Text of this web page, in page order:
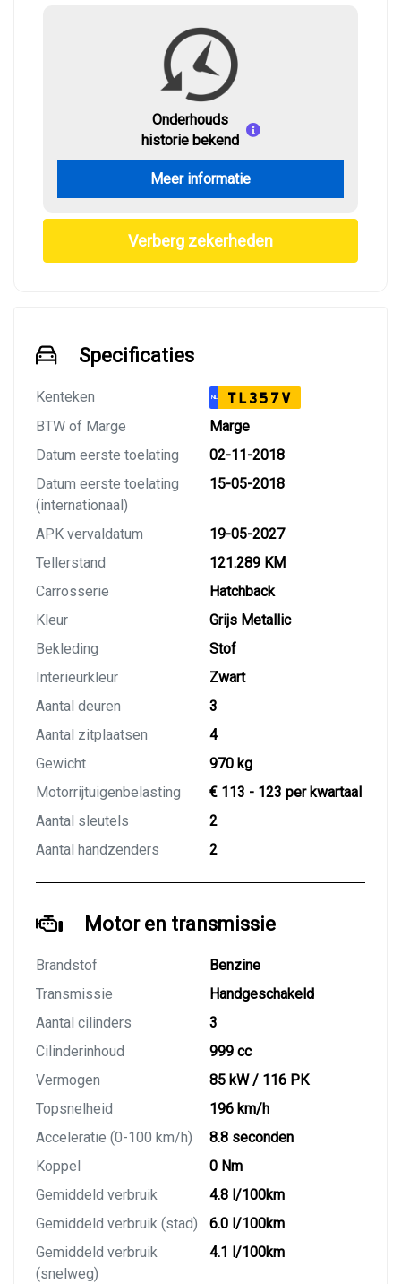
Onderhouds
historie bekend
Meer informatie
Verberg zekerheden
Specificaties
Kenteken NL TL357V
BTW of Marge
Marge
Datum eerste toelating
02-11-2018
Datum eerste toelating
(internationaal)
15-05-2018
APK vervaldatum
19-05-2027
Tellerstand
121.289 KM
Carrosserie
Hatchback
Kleur
Grijs Metallic
Bekleding
Stof
Interieurkleur
Zwart
Aantal deuren
3
Aantal zitplaatsen
4
Gewicht
970 kg
Motorrijtuigenbelasting
€ 113 - 123 per kwartaal
Aantal sleutels
2
Aantal handzenders
2
Motor en transmissie
Brandstof
Benzine
Transmissie
Handgeschakeld
Aantal cilinders
3
Cilinderinhoud
999 cc
Vermogen
85 kW / 116 PK
Topsnelheid
196 km/h
Acceleratie (0-100 km/h)
8.8 seconden
Koppel
0 Nm
Gemiddeld verbruik
4.8 l/100km
Gemiddeld verbruik (stad)
6.0 l/100km
Gemiddeld verbruik
(snelweg)
4.1 l/100km